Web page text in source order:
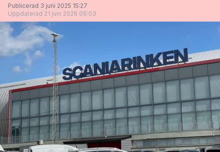
Publicerad 3 juni 2025 15:27
Uppdaterad 21 juni 2026 09:03